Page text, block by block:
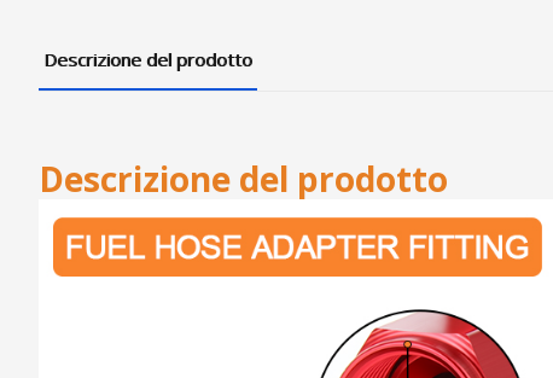
Descrizione del prodotto
Descrizione del prodotto